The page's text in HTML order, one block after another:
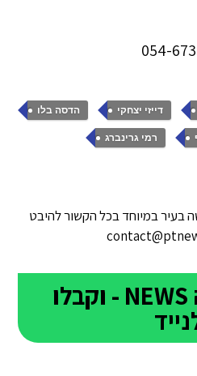
, דייזי יצחקי , הדסה בלו ,
, רמי גרינברג
בעיר במיוחד בכל הקשור להיבט
הצטרפו לקבוצת הוואטסאפ של פתח תקווה NEWS - וקבלו